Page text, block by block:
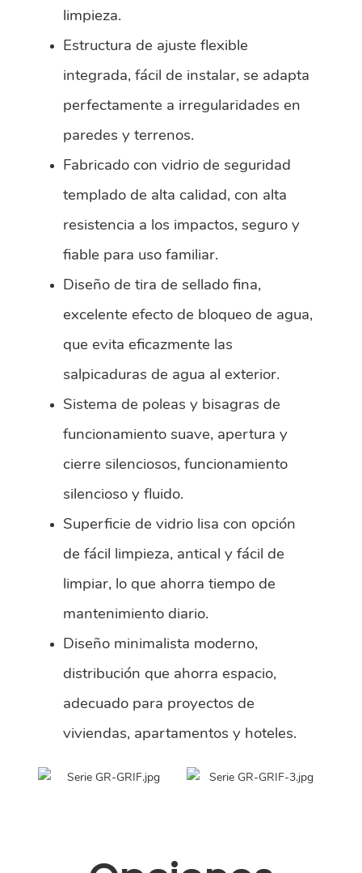
limpieza.
Estructura de ajuste flexible
integrada, fácil de instalar, se adapta
perfectamente a irregularidades en
paredes y terrenos.
Fabricado con vidrio de seguridad
templado de alta calidad, con alta
resistencia a los impactos, seguro y
fiable para uso familiar.
Diseño de tira de sellado fina,
excelente efecto de bloqueo de agua,
que evita eficazmente las
salpicaduras de agua al exterior.
Sistema de poleas y bisagras de
funcionamiento suave, apertura y
cierre silenciosos, funcionamiento
silencioso y fluido.
Superficie de vidrio lisa con opción
de fácil limpieza, antical y fácil de
limpiar, lo que ahorra tiempo de
mantenimiento diario.
Diseño minimalista moderno,
distribución que ahorra espacio,
adecuado para proyectos de
viviendas, apartamentos y hoteles.